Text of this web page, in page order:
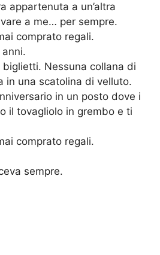
appartenuta a un’altra
a me… per sempre.
comprato regali.
Nessuna collana di
in una scatolina di velluto.
in un posto dove i
il tovagliolo in grembo e ti
comprato regali.
sempre.